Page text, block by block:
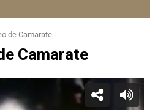
de Camarate
Camarate